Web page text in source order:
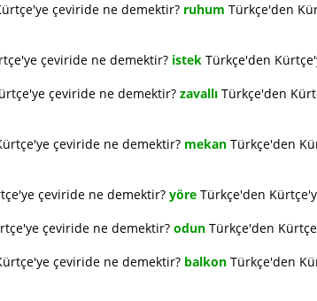
çeviride ne demektir? ruhum Türkçe'den
çeviride ne demektir? istek Türkçe'den
çeviride ne demektir? zavallı Türkçe'den
çeviride ne demektir? mekan Türkçe'den
çeviride ne demektir? yöre Türkçe'den
çeviride ne demektir? odun Türkçe'den
çeviride ne demektir? balkon Türkçe'den